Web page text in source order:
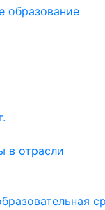
образование
в отрасли